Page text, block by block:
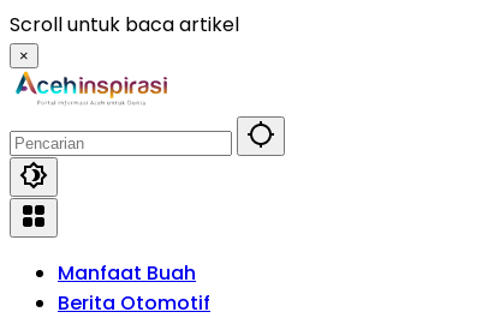
Langsung
ke
konten
Scroll untuk baca artikel
×
Manfaat Buah
Berita Otomotif